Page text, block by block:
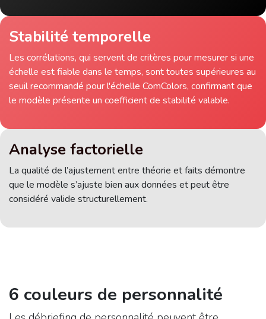
Stabilité temporelle
Les corrélations, qui servent de critères pour mesurer si une
échelle est fiable dans le temps, sont toutes supérieures au
seuil recommandé pour l'échelle ComColors, confirmant que
le modèle présente un coefficient de stabilité valable.
Analyse factorielle
La qualité de l’ajustement entre théorie et faits démontre
que le modèle s’ajuste bien aux données et peut être
considéré valide structurellement.
6 couleurs de personnalité